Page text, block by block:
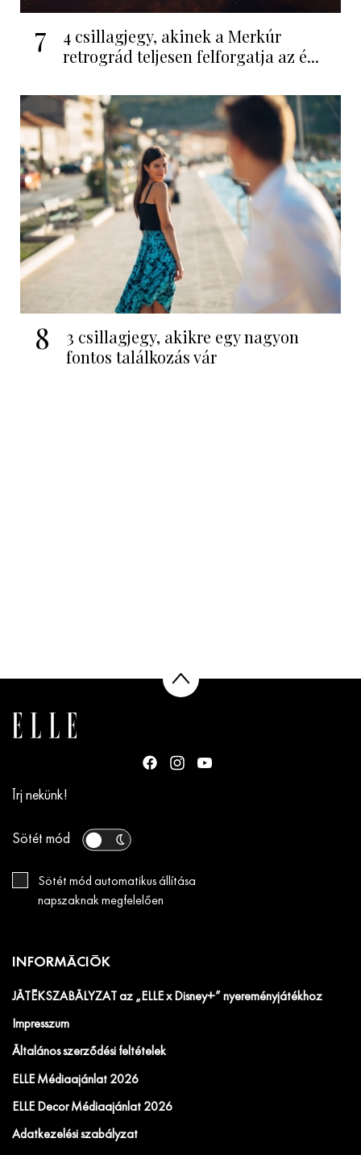
7
4 csillagjegy, akinek a Merkúr
retrográd teljesen felforgatja az é...
8
3 csillagjegy, akikre egy nagyon
fontos találkozás vár
Írj nekünk!
Sötét mód
Sötét mód automatikus állítása
napszaknak megfelelően
INFORMÁCIÓK
JÁTÉKSZABÁLYZAT az „ELLE x Disney+” nyereményjátékhoz
Impresszum
Általános szerződési feltételek
ELLE Médiaajánlat 2026
ELLE Decor Médiaajánlat 2026
Adatkezelési szabályzat